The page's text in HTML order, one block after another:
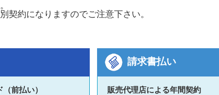
契約になりますのでご注意下さい。
前払い）
請求書払い
販売代理店による年間契約